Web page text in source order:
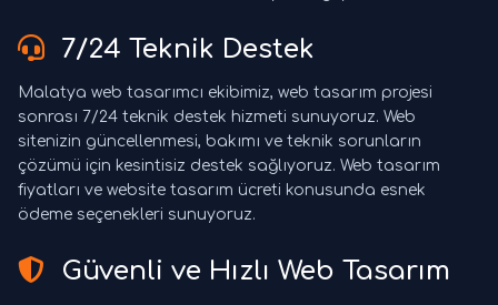
7/24 Teknik Destek
Malatya web tasarımcı ekibimiz, web tasarım projesi
sonrası 7/24 teknik destek hizmeti sunuyoruz. Web
sitenizin güncellenmesi, bakımı ve teknik sorunların
çözümü için kesintisiz destek sağlıyoruz. Web tasarım
fiyatları ve website tasarım ücreti konusunda esnek
ödeme seçenekleri sunuyoruz.
Güvenli ve Hızlı Web Tasarım